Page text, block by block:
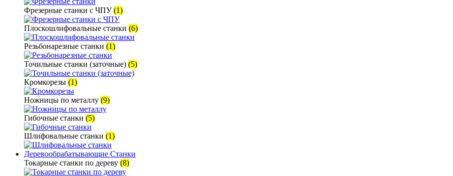
Фрезерные станки с ЧПУ(1)
Плоскошлифовальные станки (6)
Резьбонарезные станки (1)
Точильные станки (заточные) (5)
Кромкорезы (1)
Ножницы по металлу (9)
Гибочные станки (5)
Шлифовальные станки (1)
Деревообрабатывающие Станки
Токарные станки по дереву (8)